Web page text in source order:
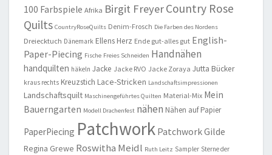
100 Farbspiele Afrika Birgit FreyerCountry Rose
Quilts CountryRoseQuilts Denim-Frosch Die Farben des Nordens
Dreiecktuch Dänemark Ellens Herz Ende gut-alles gut English-
Paper-Piecing Fische Freies Schneiden Handnähen
handquilten häkeln Jacke Jacke RVO Jacke Zoraya Jutta Bücker
kraus rechts Kreuzstich Lace-Stricken Landschaftsimpressionen
Landschaftsquilt Maschinengeführtes Quilten Material-Mix Mein
Bauerngarten Modell Drachenfest nähen Nähen auf Papier
PaperPiecing Patchwork Patchwork Gilde
Regina Grewe Roswitha Meidl Ruth Leitz Sampler Sterne der